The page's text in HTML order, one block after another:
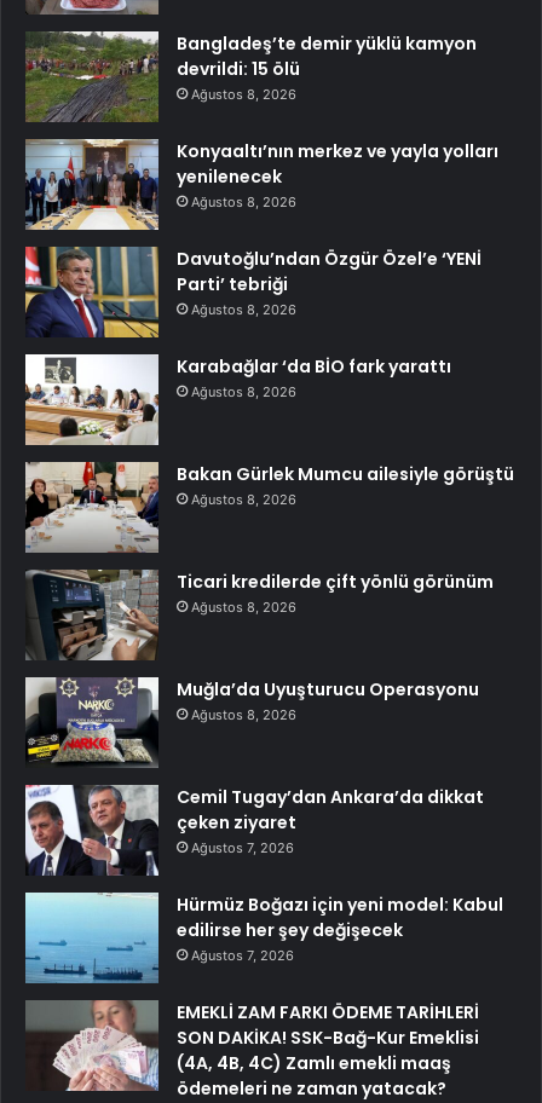
Bangladeş’te demir yüklü kamyon
devrildi: 15 ölü
Ağustos 8, 2026
Konyaaltı’nın merkez ve yayla yolları
yenilenecek
Ağustos 8, 2026
Davutoğlu’ndan Özgür Özel’e ‘YENİ
Parti’ tebriği
Ağustos 8, 2026
Karabağlar ‘da BİO fark yarattı
Ağustos 8, 2026
Bakan Gürlek Mumcu ailesiyle görüştü
Ağustos 8, 2026
Ticari kredilerde çift yönlü görünüm
Ağustos 8, 2026
Muğla’da Uyuşturucu Operasyonu
Ağustos 8, 2026
Cemil Tugay’dan Ankara’da dikkat
çeken ziyaret
Ağustos 7, 2026
Hürmüz Boğazı için yeni model: Kabul
edilirse her şey değişecek
Ağustos 7, 2026
EMEKLİ ZAM FARKI ÖDEME TARİHLERİ
SON DAKİKA! SSK-Bağ-Kur Emeklisi
(4A, 4B, 4C) Zamlı emekli maaş
ödemeleri ne zaman yatacak?